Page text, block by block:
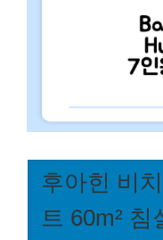
후아힌 비
트 60m² 침